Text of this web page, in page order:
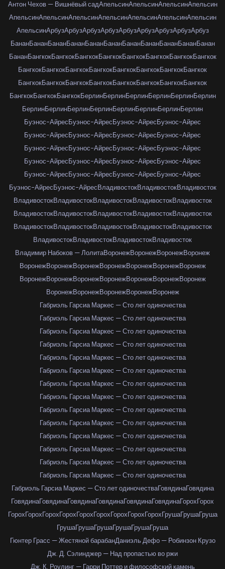
Антон Чехов — Вишнёвый садАпельсинАпельсинАпельсинАпельсин
АпельсинАпельсинАпельсинАпельсинАпельсинАпельсинАпельсин
АпельсинАрбузАрбузАрбузАрбузАрбузАрбузАрбузАрбузАрбуз
БананБананБананБананБананБананБананБананБананБананБанан
БананБангкокБангкокБангкокБангкокБангкокБангкокБангкокБангкок
БангкокБангкокБангкокБангкокБангкокБангкокБангкокБангкок
БангкокБангкокБангкокБангкокБангкокБангкокБангкокБангкок
БангкокБангкокБангкокБерлинБерлинБерлинБерлинБерлинБерлин
БерлинБерлинБерлинБерлинБерлинБерлинБерлинБерлин
Буэнос-АйресБуэнос-АйресБуэнос-АйресБуэнос-Айрес
Буэнос-АйресБуэнос-АйресБуэнос-АйресБуэнос-Айрес
Буэнос-АйресБуэнос-АйресБуэнос-АйресБуэнос-Айрес
Буэнос-АйресБуэнос-АйресБуэнос-АйресБуэнос-Айрес
Буэнос-АйресБуэнос-АйресБуэнос-АйресБуэнос-Айрес
Буэнос-АйресБуэнос-АйресВладивостокВладивостокВладивосток
ВладивостокВладивостокВладивостокВладивостокВладивосток
ВладивостокВладивостокВладивостокВладивостокВладивосток
ВладивостокВладивостокВладивостокВладивостокВладивосток
ВладивостокВладивостокВладивостокВладивосток
Владимир Набоков — ЛолитаВоронежВоронежВоронежВоронеж
ВоронежВоронежВоронежВоронежВоронежВоронежВоронеж
ВоронежВоронежВоронежВоронежВоронежВоронежВоронеж
ВоронежВоронежВоронежВоронежВоронеж
Габриэль Гарсиа Маркес — Сто лет одиночества
Габриэль Гарсиа Маркес — Сто лет одиночества
Габриэль Гарсиа Маркес — Сто лет одиночества
Габриэль Гарсиа Маркес — Сто лет одиночества
Габриэль Гарсиа Маркес — Сто лет одиночества
Габриэль Гарсиа Маркес — Сто лет одиночества
Габриэль Гарсиа Маркес — Сто лет одиночества
Габриэль Гарсиа Маркес — Сто лет одиночества
Габриэль Гарсиа Маркес — Сто лет одиночества
Габриэль Гарсиа Маркес — Сто лет одиночества
Габриэль Гарсиа Маркес — Сто лет одиночества
Габриэль Гарсиа Маркес — Сто лет одиночества
Габриэль Гарсиа Маркес — Сто лет одиночества
Габриэль Гарсиа Маркес — Сто лет одиночества
Габриэль Гарсиа Маркес — Сто лет одиночестваГовядинаГовядина
ГовядинаГовядинаГовядинаГовядинаГовядинаГовядинаГорохГорох
ГорохГорохГорохГорохГорохГорохГорохГорохГорохГрушаГрушаГруша
ГрушаГрушаГрушаГрушаГрушаГруша
Гюнтер Грасс — Жестяной барабанДаниэль Дефо — Робинзон Крузо
Дж. Д. Сэлинджер — Над пропастью во ржи
Дж. К. Роулинг — Гарри Поттер и философский камень